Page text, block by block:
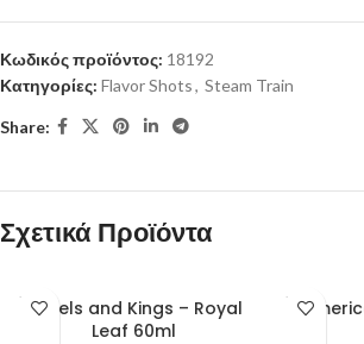
Κωδικός προϊόντος: 18192
Κατηγορίες: Flavor Shots, Steam Train
Share:
Σχετικά Προϊόντα
SOLD
OUT
Rebels and Kings – Royal
Leaf 60ml
SOLD
OUT